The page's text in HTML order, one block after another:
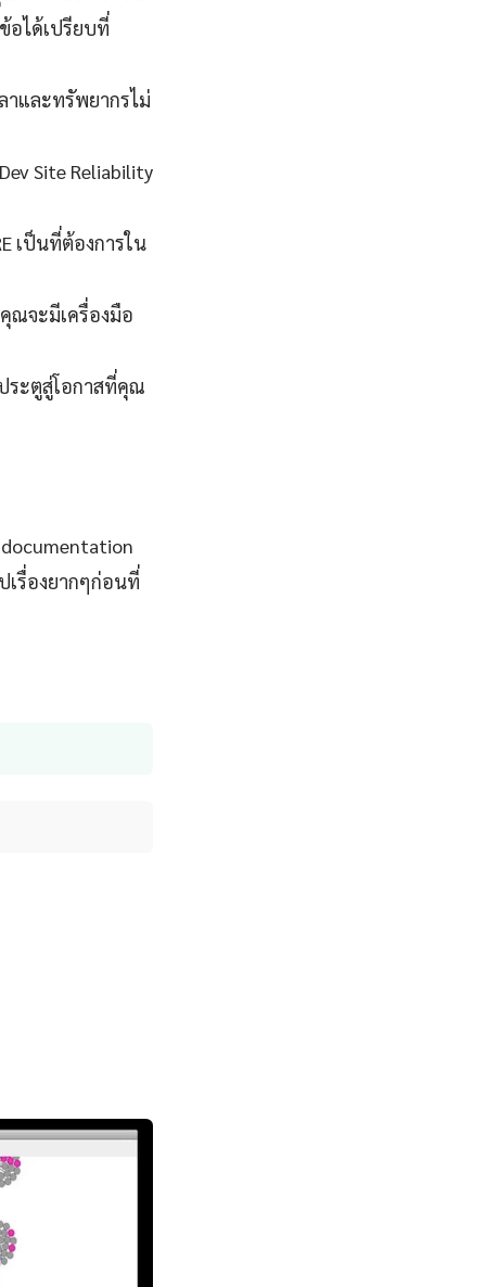
ได้เปรียบที่
าและทรัพยากรไม่
Site Reliability
เป็นที่ต้องการใน
ณจะมีเครื่องมือ
ระตูสู่โอกาสที่คุณ
documentation
เรื่องยากๆก่อนที่